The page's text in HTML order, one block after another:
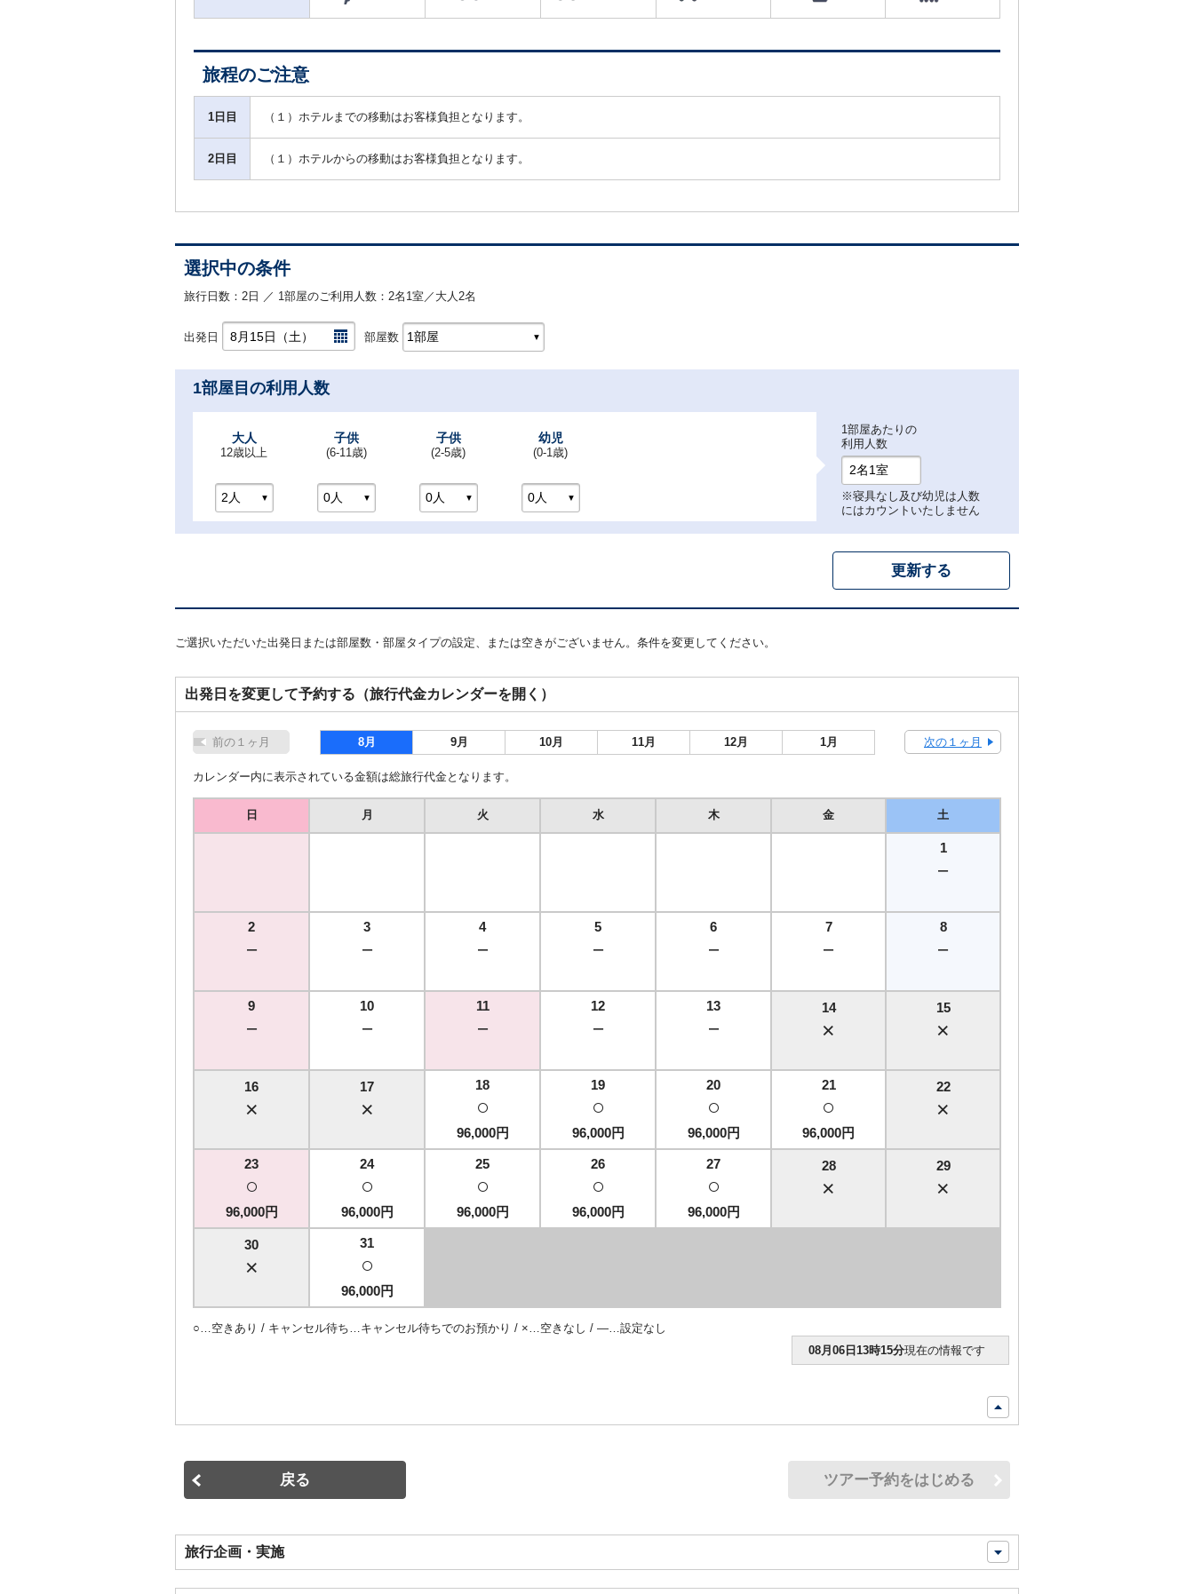
ン
旅程のご注意
1日目 （１）ホテルまでの移動はお客様負担となります。
2日目 （１）ホテルからの移動はお客様負担となります。
選択中の条件
旅行日数：2日 ／ 1部屋のご利用人数：2名1室／大人2名
出発日 部屋数
1部屋目の利用人数
大人
12歳以上
子供
(6-11歳)
子供
(2-5歳)
幼児
(0-1歳)
1部屋あたりの
利用人数
※寝具なし及び幼児は人数
にはカウントいたしません
ご選択いただいた出発日または部屋数・部屋タイプの設定、または空きがございません。条件を変更してください。
出発日を変更して予約する（旅行代金カレンダーを開く）
前の１ヶ月 8月 9月 10月 11月 12月 1月 次の１ヶ月
カレンダー内に表示されている金額は総旅行代金となります。
カ
レ
ン
日 月 火 水 木 金 土
1
－
2
－
3
－
4
－
5
－
6
－
7
－
8
－
9
－
10
－
11
－
12
－
13
－
14
×
15
×
16
×
17
×
18
○
96,000円
19
○
96,000円
20
○
96,000円
21
○
96,000円
22
×
23
○
96,000円
24
○
96,000円
25
○
96,000円
26
○
96,000円
27
○
96,000円
28
×
29
×
30
×
31
○
96,000円
○…空きあり / キャンセル待ち…キャンセル待ちでのお預かり / ×…空きなし / —…設定なし
08月06日13時15分現在の情報です
旅行企画・実施